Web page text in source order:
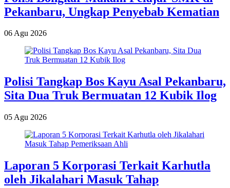
Pekanbaru, Ungkap Penyebab Kematian
06 Agu 2026
Polisi Tangkap Bos Kayu Asal Pekanbaru,
Sita Dua Truk Bermuatan 12 Kubik Ilog
05 Agu 2026
Laporan 5 Korporasi Terkait Karhutla
oleh Jikalahari Masuk Tahap